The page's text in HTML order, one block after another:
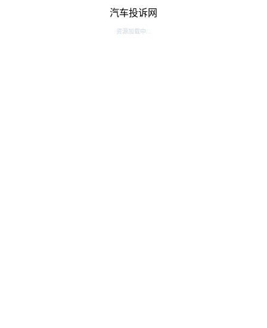
汽车投诉网
资源加载中...